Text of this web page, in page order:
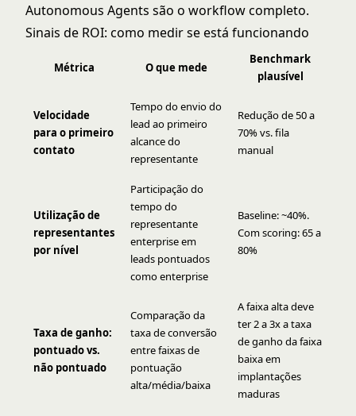
Autonomous Agents são o workflow completo.
Sinais de ROI: como medir se está funcionando
Métrica O que mede
Benchmark
plausível
Velocidade
para o primeiro
contato
Tempo do envio do
lead ao primeiro
alcance do
representante
Redução de 50 a
70% vs. fila
manual
Utilização de
representantes
por nível
Participação do
tempo do
representante
enterprise em
leads pontuados
como enterprise
Baseline: ~40%.
Com scoring: 65 a
80%
Taxa de ganho:
pontuado vs.
não pontuado
Comparação da
taxa de conversão
entre faixas de
pontuação
alta/média/baixa
A faixa alta deve
ter 2 a 3x a taxa
de ganho da faixa
baixa em
implantações
maduras